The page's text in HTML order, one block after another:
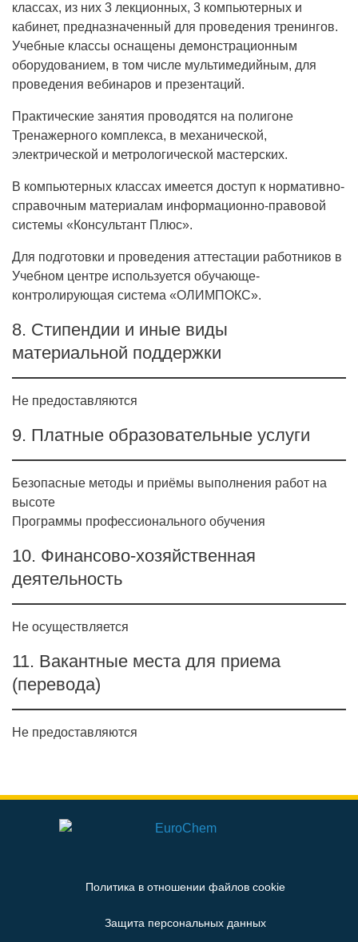
классах, из них 3 лекционных, 3 компьютерных и
кабинет, предназначенный для проведения тренингов.
Учебные классы оснащены демонстрационным
оборудованием, в том числе мультимедийным, для
проведения вебинаров и презентаций.
Практические занятия проводятся на полигоне
Тренажерного комплекса, в механической,
электрической и метрологической мастерских.
В компьютерных классах имеется доступ к нормативно-
справочным материалам информационно-правовой
системы «Консультант Плюс».
Для подготовки и проведения аттестации работников в
Учебном центре используется обучающе-
контролирующая система «ОЛИМПОКС».
8. Стипендии и иные виды
материальной поддержки
Не предоставляются
9. Платные образовательные услуги
Безопасные методы и приёмы выполнения работ на
высоте
Программы профессионального обучения
10. Финансово-хозяйственная
деятельность
Не осуществляется
11. Вакантные места для приема
(перевода)
Не предоставляются
Политика в отношении файлов cookie
Защита персональных данных